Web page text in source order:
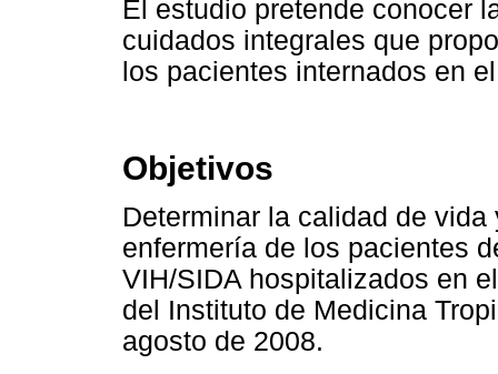
El estudio pretende conocer
cuidados integrales que
los pacientes internados en
Objetivos
Determinar la calidad de
enfermería de los pacientes
VIH/SIDA hospitalizados en
del Instituto de Medicina
agosto de 2008.